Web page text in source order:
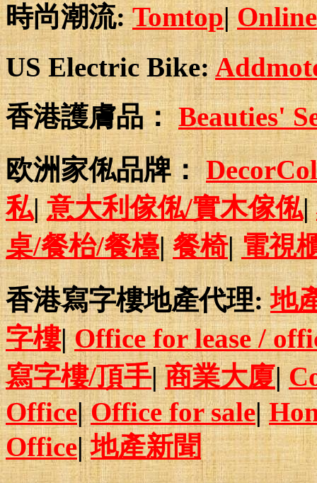
時尚潮流:Tomtop|
US Electric Bike:
香港護膚品： Beauties'
欧洲家俬品牌：
私|意大利傢俬/實木傢俬|
桌/餐枱/餐檯|餐椅|電視
香港寫字樓地產代理:地
字樓|Office for lease /
寫字樓/頂手|商業大廈|
Office|Office for sale|
Office|地產新聞